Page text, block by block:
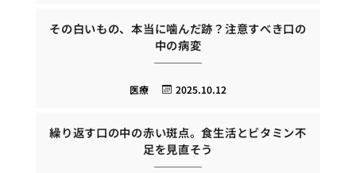
その白いもの、本当に噛んだ跡？注意すべき口の
中の病変
2025.10.12
医療
繰り返す口の中の赤い斑点。食生活とビタミン不
足を見直そう